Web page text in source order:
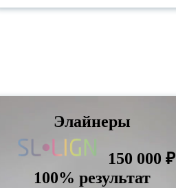
Элайнеры
150 000 ₽
100% результат